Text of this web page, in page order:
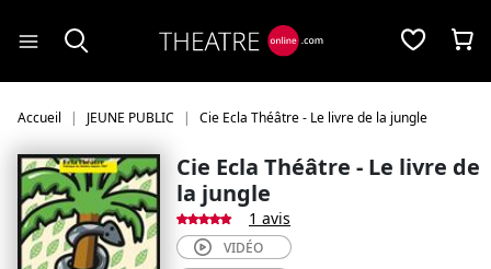
Accueil JEUNE PUBLIC Cie Ecla Théâtre - Le livre de la jungle
Cie Ecla Théâtre - Le livre de
la jungle
1 avis
VIDÉO